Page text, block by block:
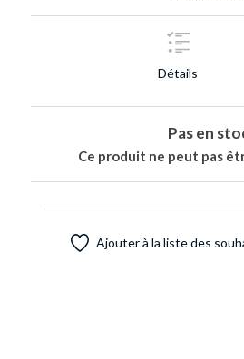
Détails
Pas en
Ce produit ne peut pas
Ajouter à la liste des